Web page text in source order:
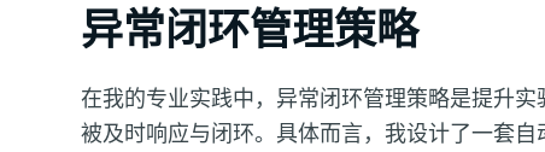
异常闭环管理策略
在我的专业实践中，异常闭环管理策略是提升实
被及时响应与闭环。具体而言，我设计了一套自